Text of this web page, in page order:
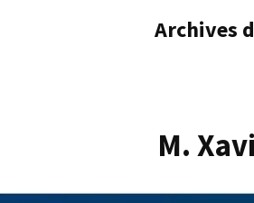
Archives
M.